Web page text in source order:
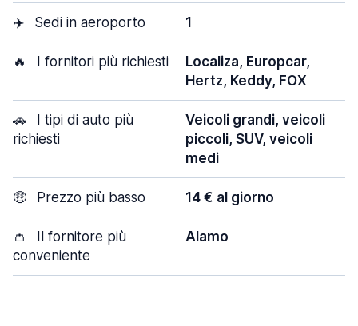
✈️ Sedi in aeroporto 1
🔥 I fornitori più richiesti
Localiza, Europcar,
Hertz, Keddy, FOX
🚗
I tipi di auto più
richiesti
Veicoli grandi, veicoli
piccoli, SUV, veicoli
medi
🤑 Prezzo più basso 14 € al giorno
👛
Il fornitore più
conveniente
Alamo